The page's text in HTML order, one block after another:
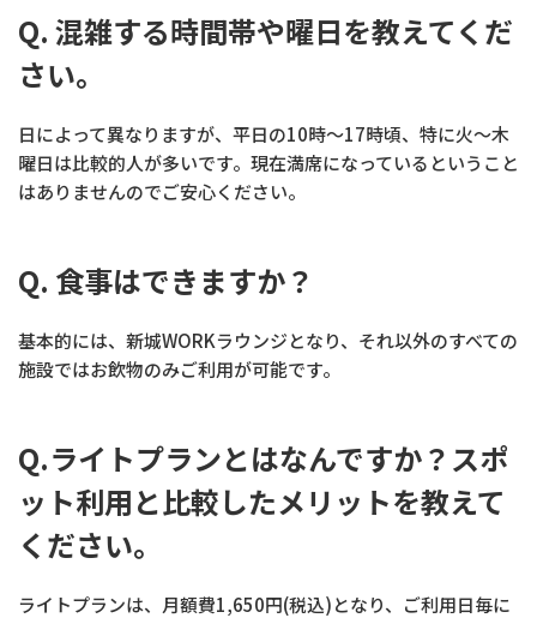
Q. 混雑する時間帯や曜日を教えてくだ
さい。
日によって異なりますが、平日の10時〜17時頃、特に火〜木
曜日は比較的人が多いです。現在満席になっているということ
はありませんのでご安心ください。
Q. 食事はできますか？
基本的には、新城WORKラウンジとなり、それ以外のすべての
施設ではお飲物のみご利用が可能です。
Q.ライトプランとはなんですか？スポ
ット利用と比較したメリットを教えて
ください。
ライトプランは、月額費1,650円(税込)となり、ご利用日毎に